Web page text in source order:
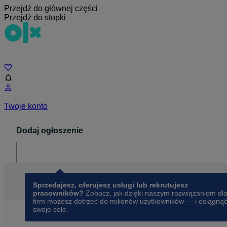
Przejdź do głównej części
Przejdź do stopki
Twoje konto
Dodaj ogłoszenie
Sprzedajesz, oferujesz usługi lub rekrutujesz
pracowników? Zobacz, jak dzięki naszym rozwiązaniom dla
firm możesz dotrzeć do milionów użytkowników — i osiągnąć
swoje cele.